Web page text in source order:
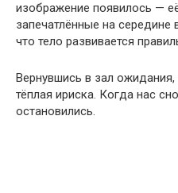
изображение появилось —
запечатлённые на середине
что тело развивается
Вернувшись в зал ожидания,
тёплая ириска. Когда нас
остановились.